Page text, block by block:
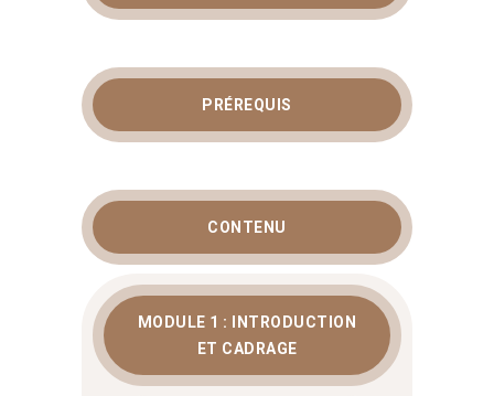
PRÉREQUIS
CONTENU
MODULE 1 : INTRODUCTION
ET CADRAGE